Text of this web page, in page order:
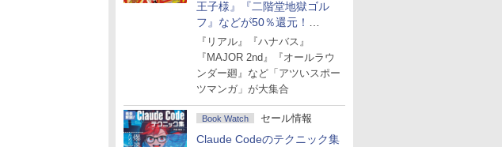
王子様』『二階堂地獄ゴル
フ』などが50％還元！
Amazonマンガ週末セール
『リアル』『ハナバス』
『MAJOR 2nd』『オールラウ
ンダー廻』など「アツいスポー
ツマンガ」が大集合
Book Watch セール情報
Claude Codeのテクニック集